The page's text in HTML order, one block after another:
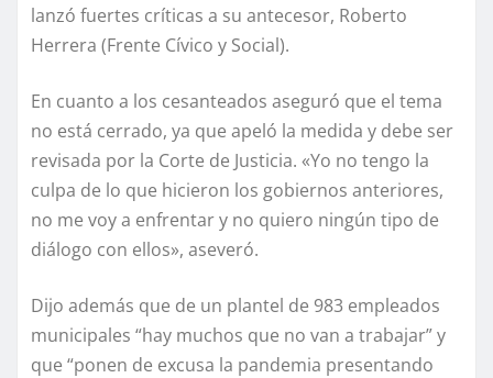
lanzó fuertes críticas a su antecesor, Roberto
Herrera (Frente Cívico y Social).
En cuanto a los cesanteados aseguró que el tema
no está cerrado, ya que apeló la medida y debe ser
revisada por la Corte de Justicia. «Yo no tengo la
culpa de lo que hicieron los gobiernos anteriores,
no me voy a enfrentar y no quiero ningún tipo de
diálogo con ellos», aseveró.
Dijo además que de un plantel de 983 empleados
municipales “hay muchos que no van a trabajar” y
que “ponen de excusa la pandemia presentando